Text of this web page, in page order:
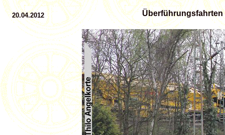
Überführungsfahrten
20.04.2012